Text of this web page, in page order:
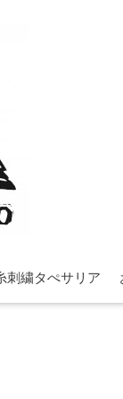
刺繍タぺサリア